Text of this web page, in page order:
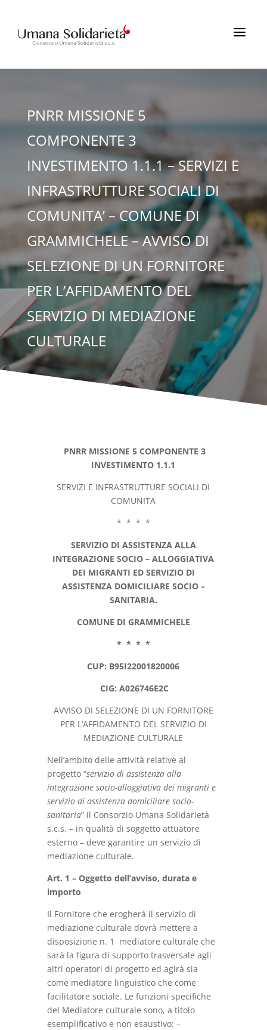
a
PNRR MISSIONE 5
COMPONENTE 3
INVESTIMENTO 1.1.1 – SERVIZI E
INFRASTRUTTURE SOCIALI DI
COMUNITA’ – COMUNE DI
GRAMMICHELE – AVVISO DI
SELEZIONE DI UN FORNITORE
PER L’AFFIDAMENTO DEL
SERVIZIO DI MEDIAZIONE
CULTURALE
PNRR MISSIONE 5 COMPONENTE 3
INVESTIMENTO 1.1.1
SERVIZI E INFRASTRUTTURE SOCIALI DI
COMUNITA
* * * *
SERVIZIO DI ASSISTENZA ALLA
INTEGRAZIONE SOCIO – ALLOGGIATIVA
DEI MIGRANTI ED SERVIZIO DI
ASSISTENZA DOMICILIARE SOCIO –
SANITARIA.
COMUNE DI GRAMMICHELE
* * * *
CUP: B95I22001820006
CIG: A026746E2C
AVVISO DI SELEZIONE DI UN FORNITORE
PER L’AFFIDAMENTO DEL SERVIZIO DI
MEDIAZIONE CULTURALE
Nell’ambito delle attività relative al
progetto “servizio di assistenza alla
integrazione socio-alloggiativa dei migranti e
servizio di assistenza domiciliare socio-
sanitaria” il Consorzio Umana Solidarietà
s.c.s. – in qualità di soggetto attuatore
esterno – deve garantire un servizio di
mediazione culturale.
Art. 1 – Oggetto dell’avviso, durata e
importo
Il Fornitore che erogherà il servizio di
mediazione culturale dovrà mettere a
disposizione n. 1 mediatore culturale che
sarà la figura di supporto trasversale agli
altri operatori di progetto ed agirà sia
come mediatore linguistico che come
facilitatore sociale. Le funzioni specifiche
del Mediatore culturale sono, a titolo
esemplificativo e non esaustivo: –